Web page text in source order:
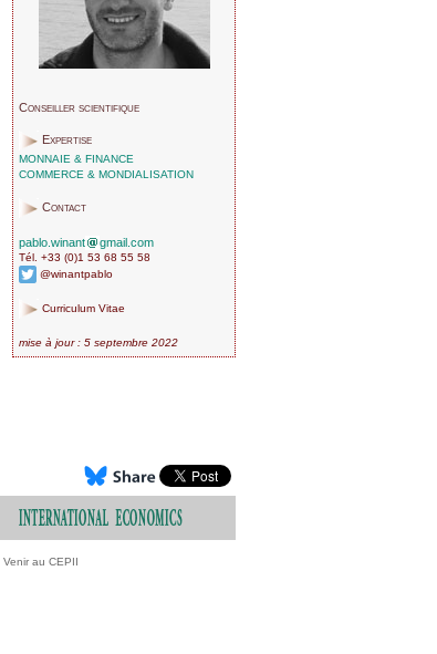
Conseiller scientifique
Expertise
MONNAIE & FINANCE
COMMERCE & MONDIALISATION
Contact
pablo.winant gmail.com
Tél. +33 (0)1 53 68 55 58
@winantpablo
Curriculum Vitae
mise à jour : 5 septembre 2022
Venir au CEPII